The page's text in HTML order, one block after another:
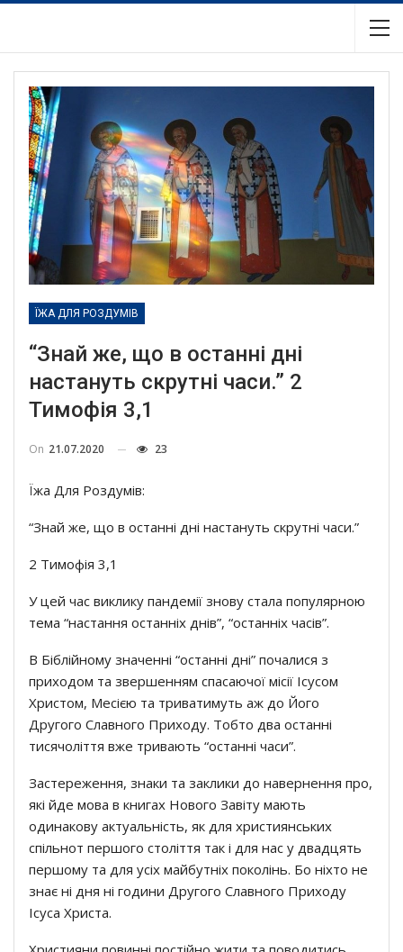
ЇЖА ДЛЯ РОЗДУМІВ
“Знай же, що в останні дні
настануть скрутні часи.” 2
Тимофія 3,1
On 21.07.2020 23
Їжа Для Роздумів:
“Знай же, що в останні дні настануть скрутні часи.”
2 Тимофія 3,1
У цей час виклику пандемії знову стала популярною
тема “настання останніх днів”, “останніх часів”.
В Біблійному значенні “останні дні” почалися з
приходом та звершенням спасаючої місії Ісусом
Христом, Месією та триватимуть аж до Його
Другого Славного Приходу. Тобто два останні
тисячоліття вже тривають “останні часи”.
Застереження, знаки та заклики до навернення про,
які йде мова в книгах Нового Завіту мають
одинакову актуальність, як для християнських
спільнот першого століття так і для нас у двадцять
першому та для усіх майбутніх поколінь. Бо ніхто не
знає ні дня ні години Другого Славного Приходу
Ісуса Христа.